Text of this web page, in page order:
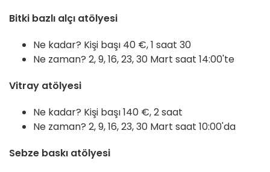
Bitki bazlı alçı atölyesi
Ne kadar? Kişi başı 40 €, 1 saat 30
Ne zaman? 2, 9, 16, 23, 30 Mart saat 14:00'te
Vitray atölyesi
Ne kadar? Kişi başı 140 €, 2 saat
Ne zaman? 2, 9, 16, 23, 30 Mart saat 10:00'da
Sebze baskı atölyesi